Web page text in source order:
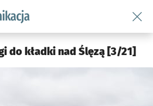
podserwis: Komunikacja
do kładki nad Ślęzą [3/21]